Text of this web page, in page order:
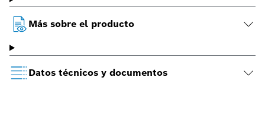
Más sobre el producto
Datos técnicos y documentos